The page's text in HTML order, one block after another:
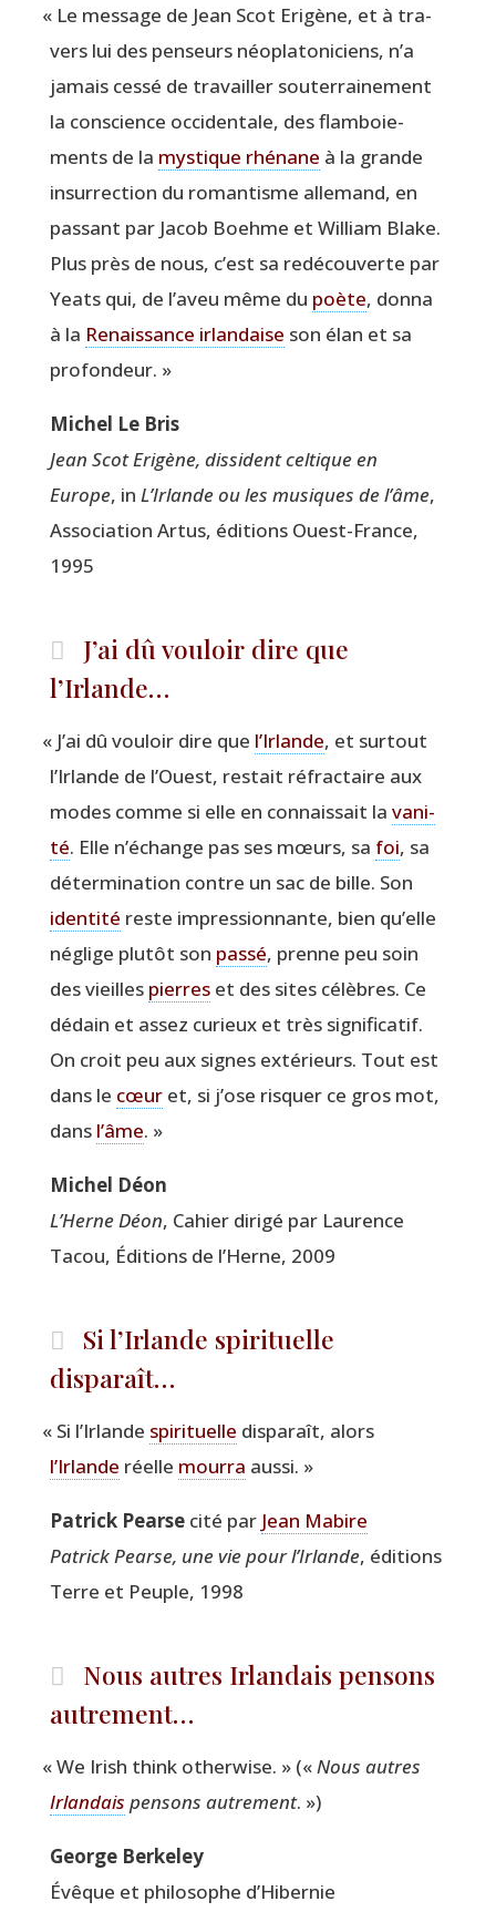
« Le mes­sage de Jean Scot Eri­gène, et à tra­
vers lui des pen­seurs néo­pla­to­ni­ciens, n’a
jamais ces­sé de tra­vailler sou­ter­rai­ne­ment
la conscience occi­den­tale, des flam­boie­
ments de la mys­tique rhé­nane à la grande
insur­rec­tion du roman­tisme alle­mand, en
pas­sant par Jacob Boehme et William Blake.
Plus près de nous, c’est sa redé­cou­verte par
Yeats qui, de l’aveu même du poète, don­na
à la Renais­sance irlan­daise son élan et sa
profondeur. »
Michel Le Bris
Jean Scot Eri­gène, dis­si­dent cel­tique en
Europe, in L’Irlande ou les musiques de l’âme,
Asso­cia­tion Artus, édi­tions Ouest-France,
1995
J’ai dû vouloir dire que
l’Irlande…
« J’ai dû vou­loir dire que l’Ir­lande, et sur­tout
l’Ir­lande de l’Ouest, res­tait réfrac­taire aux
modes comme si elle en connais­sait la vani­
té. Elle n’é­change pas ses mœurs, sa foi, sa
déter­mi­na­tion contre un sac de bille. Son
iden­ti­té reste impres­sion­nante, bien qu’elle
néglige plu­tôt son pas­sé, prenne peu soin
des vieilles pierreset des sites célèbres. Ce
dédain et assez curieux et très signi­fi­ca­tif.
On croit peu aux signes exté­rieurs. Tout est
dans le cœuret, si j’ose ris­quer ce gros mot,
dans l’âme. »
Michel Déon
L’Herne Déon, Cahier diri­gé par Lau­rence
Tacou, Édi­tions de l’Herne, 2009
Si l’Irlande spirituelle
disparaît…
« Si l’Irlande spi­ri­tuelle dis­pa­raît, alors
l’Irlande réelle mour­ra aussi. »
Patrick Pearsecité par Jean Mabire
Patrick Pearse, une vie pour l’Irlande, édi­tions
Terre et Peuple, 1998
Nous autres Irlandais pensons
autrement…
«We Irish think other­wise. » («Nous autres
Irlan­dais pen­sons autre­ment. »)
George Ber­ke­ley
Évêque et phi­lo­sophe d’Hibernie